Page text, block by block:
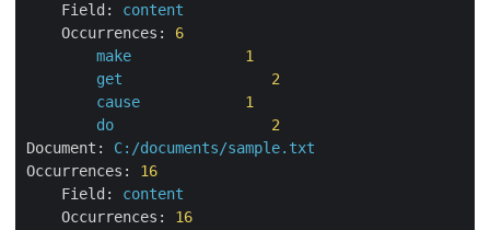
Field:
content
Occurrences:
6
make
1
get
2
cause
1
do
2
Document:
C:/documents/sample.txt
Occurrences:
16
Field:
content
Occurrences:
16